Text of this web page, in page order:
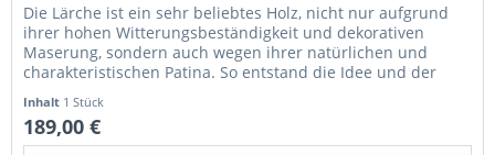
Die Lärche ist ein sehr beliebtes Holz, nicht nur aufgrund
ihrer hohen Witterungsbeständigkeit und dekorativen
Maserung, sondern auch wegen ihrer natürlichen und
charakteristischen Patina. So entstand die Idee und der
Inhalt 1 Stück
189,00 €